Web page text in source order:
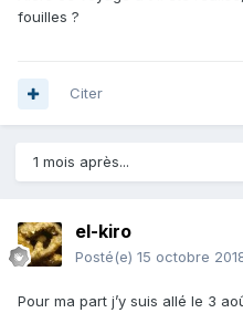
fouilles ?
Citer
1 mois après...
el-kiro
Posté(e) 15 octobre
Pour ma part j’y suis allé le 3